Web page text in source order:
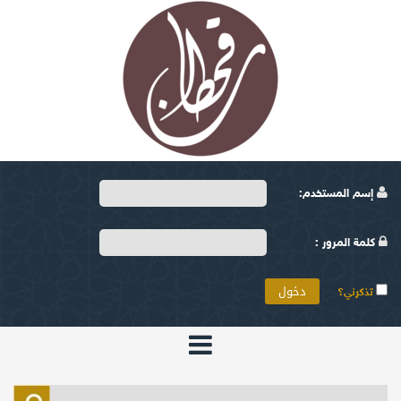
إسم المستخدم:
كلمة المرور :
تذكرني؟